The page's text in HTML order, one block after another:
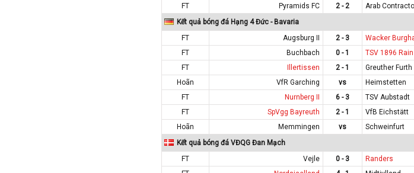
FT
Pyramids FC 2 - 2 Arab
Kết quả bóng đá Hạng 4 Đức - Bavaria
FT
Augsburg II 2 - 3 Wacker
FT
Buchbach 0 - 1 TSV 1896 Rain
FT
Illertissen 2 - 1 Greuther Furth
Hoãn
VfR Garching vs Heimstetten
FT
Nurnberg II 6 - 3 TSV Aubstadt
FT
SpVgg Bayreuth 2 - 1 VfB Eichstätt
Hoãn
Memmingen vs Schweinfurt
Kết quả bóng đá VĐQG Đan Mạch
FT
Vejle 0 - 3 Randers